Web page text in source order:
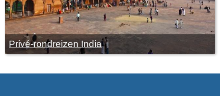
Privé-rondreizen India